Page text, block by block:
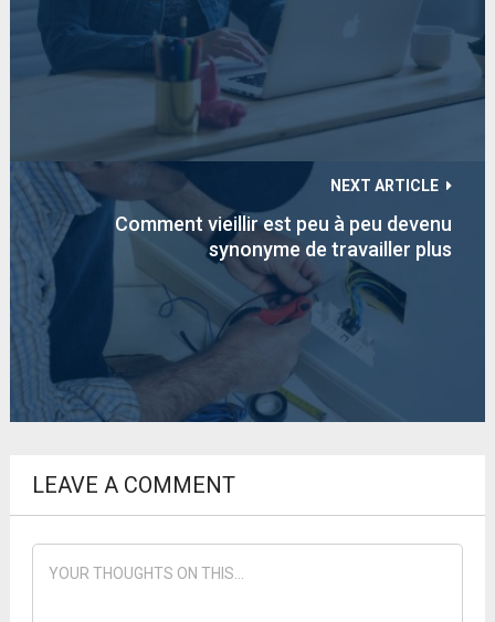
NEXT ARTICLE
Comment vieillir est peu à peu devenu
synonyme de travailler plus
LEAVE A COMMENT